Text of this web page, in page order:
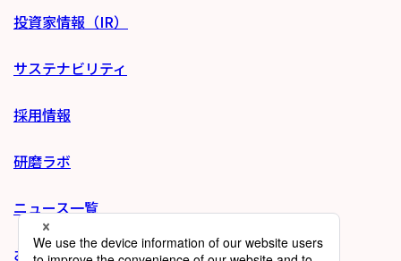
投資家情報（IR）
サステナビリティ
採用情報
研磨ラボ
ニュース一覧
お問い合わせ